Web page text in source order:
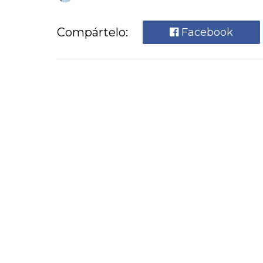
Compártelo: Facebook